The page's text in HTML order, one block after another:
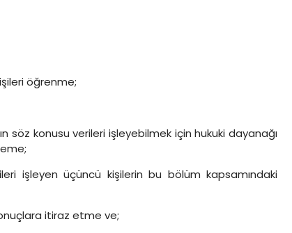
öğrenme;
söz konusu verileri işleyebilmek için hukuki dayanağı
işleyen üçüncü kişilerin bu bölüm kapsamındaki
itiraz etme ve;